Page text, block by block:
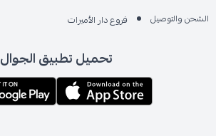
الشحن والتوصيل
فروع دار الأميرات
تحميل تطبيق الجوال